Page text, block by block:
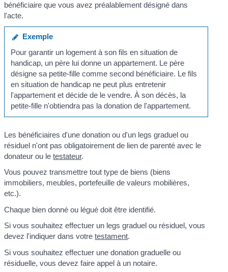
bénéficiaire que vous avez préalablement désigné dans
l'acte.
Exemple
Pour garantir un logement à son fils en situation de
handicap, un père lui donne un appartement. Le père
désigne sa petite-fille comme second bénéficiaire. Le fils
en situation de handicap ne peut plus entretenir
l'appartement et décide de le vendre. À son décès, la
petite-fille n'obtiendra pas la donation de l'appartement.
Les bénéficiaires d'une donation ou d'un legs graduel ou
résiduel n'ont pas obligatoirement de lien de parenté avec le
donateur ou letestateur.
Vous pouvez transmettre tout type de biens (biens
immobiliers, meubles, portefeuille de valeurs mobilières,
etc.).
Chaque bien donné ou légué doit être identifié.
Si vous souhaitez effectuer un legs graduel ou résiduel, vous
devez l'indiquer dans votretestament.
Si vous souhaitez effectuer une donation graduelle ou
résiduelle, vous devez faire appel à un notaire.